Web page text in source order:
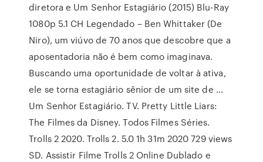
diretora e Um Senhor Estagiário (2015) Blu-Ray
1080p 5.1 CH Legendado – Ben Whittaker (De
Niro), um viúvo de 70 anos que descobre que a
aposentadoria não é bem como imaginava.
Buscando uma oportunidade de voltar à ativa,
ele se torna estagiário sênior de um site de …
Um Senhor Estagiário. TV. Pretty Little Liars:
The Filmes da Disney. Todos Filmes Séries.
Trolls 2 2020. Trolls 2. 5.0 1h 31m 2020 729 views
SD. Assistir Filme Trolls 2 Online Dublado e